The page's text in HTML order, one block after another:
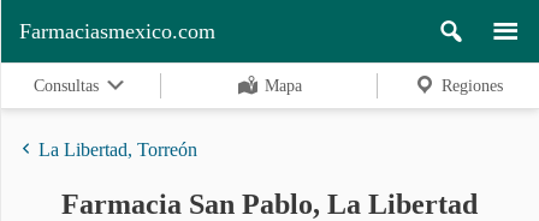
Farmaciasmexico.com
Consultas Mapa Regiones
La Libertad, Torreón
Farmacia San Pablo, La Libertad